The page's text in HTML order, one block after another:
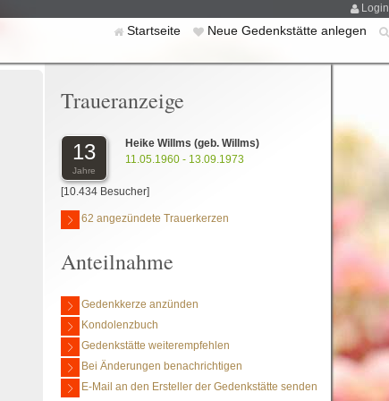
Login
Startseite Neue Gedenkstätte anlegen
Traueranzeige
13
Jahre
Heike Willms (geb. Willms)
11.05.1960 - 13.09.1973
[10.434 Besucher]
62 angezündete Trauerkerzen
Anteilnahme
Gedenkkerze anzünden
Kondolenzbuch
Gedenkstätte weiterempfehlen
Bei Änderungen benachrichtigen
E-Mail an den Ersteller der Gedenkstätte senden